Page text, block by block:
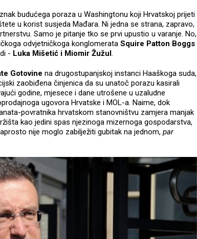
budućega poraza u Washingtonu koji Hrvatskoj prijeti
u korist susjeda Mađara. Ni jedna se strana, zapravo,
Samo je pitanje tko se prvi upustio u varanje. No,
odvjetničkoga konglomerata Squire Patton Boggs
- Luka Mišetić i Miomir Žužul.
Gotovine na drugostupanjskoj instanci Haaškoga suda,
zaobiđena činjenica da su unatoč porazu kasirali
godine, mjesece i dane utrošene u uzaludne
ugovora Hrvatske i MOL-a. Naime, dok
povratnika hrvatskom stanovništvu zamjera manjak
kao jedini spas njezinoga mizernoga gospodarstva,
nije moglo zabilježiti gubitak na jednom, par